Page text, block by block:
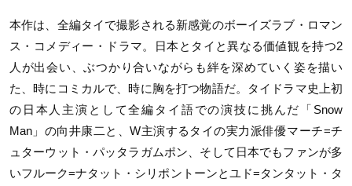
本作は、全編タイで撮影される新感覚のボーイズラブ・ロマン
ス・コメディー・ドラマ。日本とタイと異なる価値観を持つ2
人が出会い、ぶつかり合いながらも絆を深めていく姿を描い
た、時にコミカルで、時に胸を打つ物語だ。タイドラマ史上初
の日本人主演として全編タイ語での演技に挑んだ「Snow
Man」の向井康二と、W主演するタイの実力派俳優マーチ=チ
ュターウット・パッタラガムポン、そして日本でもファンが多
いフルーク=ナタット・シリポントーンとユド=タンタット・タ